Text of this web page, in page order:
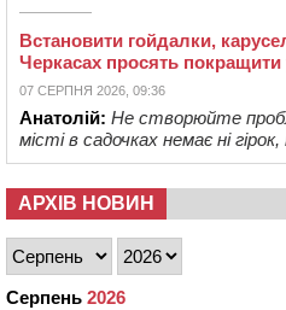
Встановити гойдалки,
Черкасах просять
07 СЕРПНЯ 2026, 09:36
Анатолій: Не створюйте
місті в садочках немає ні гірок,
АРХІВ НОВИН
Серпень 2026